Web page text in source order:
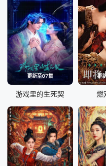
更新至07集
游戏里的生死契
更
燃